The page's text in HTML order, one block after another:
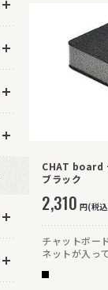
CHAT board
ブラック
2,310 円(税
チャットボー
ネットが入っ